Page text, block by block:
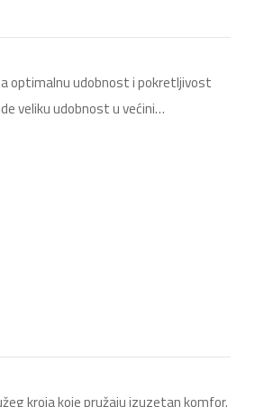
optimalnu udobnost i pokretljivost
veliku udobnost u većini…
kroja koje pružaju izuzetan komfor.